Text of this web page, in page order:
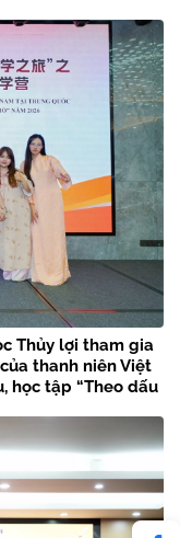
Thủy lợi tham gia
thanh niên Việt
học tập “Theo dấu